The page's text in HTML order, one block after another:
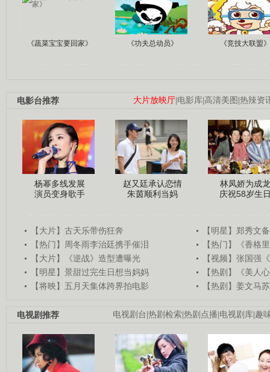
《蔬菜宝宝要回家》 《功夫总动员》 《竞技大联盟》
大片放映厅|电影库|高清美图 |热辣资
电影台推荐
杨幂多线发展
演员变身歌手
赵又廷承认恋情
朱茵顺利当妈
林凤娇为成龙
庆祝58岁生
【大片】古天乐带伤狂奔
【明星】郑秀文
【热门】周冬雨李治廷携手催泪
【热门】《香格
【大片】《逆战》造型遭曝光
【视频】张国强
【明星】景甜过完生日想当妈妈
【热剧】《美人
【将映】五月天集体跨界拍电影
【热剧】姜文马
电视剧台|热剧检索|热剧点播|电视剧库|趣
电视剧推荐